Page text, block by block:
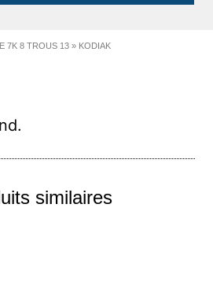
7K 8 TROUS 13 » KODIAK
similaires